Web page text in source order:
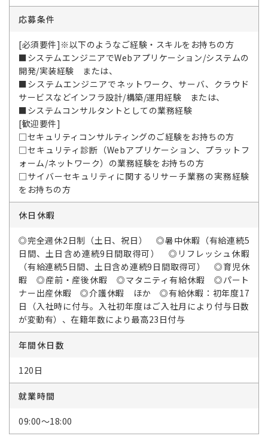
応募条件
[必須要件]※以下のようなご経験・スキルをお持ちの方
■システムエンジニアでWebアプリケーション/システムの
開発/実装経験 または、
■システムエンジニアでネットワーク、サーバ、クラウド
サービスなどインフラ設計/構築/運用経験 または、
■システムコンサルタントとしての業務経験
[歓迎要件]
□セキュリティコンサルティングのご経験をお持ちの方
□セキュリティ診断（Webアプリケーション、プラットフ
ォーム/ネットワーク）の業務経験をお持ちの方
□サイバーセキュリティに関するリサーチ業務の実務経験
をお持ちの方
休日休暇
◎完全週休2日制（土日、祝日） ◎暑中休暇（有給連続5
日間、土日含め連続9日間取得可） ◎リフレッシュ休暇
（有給連続5日間、土日含め連続9日間取得可） ◎育児休
暇 ◎産前・産後休暇 ◎マタニティ有給休暇 ◎パート
ナー出産休暇 ◎介護休暇 ほか ◎有給休暇：初年度17
日（入社時に付与。入社初年度はご入社月により付与日数
が変動有）、在籍年数により最高23日付与
年間休日数
120日
就業時間
09:00～18:00